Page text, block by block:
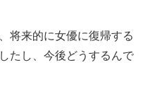
将来的に女優に復帰する
たし、今後どうするんで